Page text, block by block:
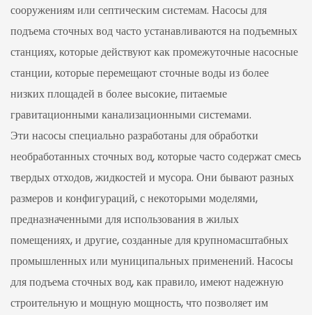
сооружениям или септическим системам. Насосы для
подъема сточных вод часто устанавливаются на подъемных
станциях, которые действуют как промежуточные насосные
станции, которые перемещают сточные воды из более
низких площадей в более высокие, питаемые
гравитационными канализационными системами.
Эти насосы специально разработаны для обработки
необработанных сточных вод, которые часто содержат смесь
твердых отходов, жидкостей и мусора. Они бывают разных
размеров и конфигураций, с некоторыми моделями,
предназначенными для использования в жилых
помещениях, и другие, созданные для крупномасштабных
промышленных или муниципальных применений. Насосы
для подъема сточных вод, как правило, имеют надежную
строительную и мощную мощность, что позволяет им